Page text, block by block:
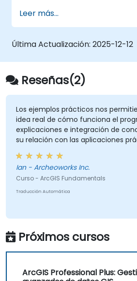
procesamiento de datos
con ArcGIS.
Analizar datos espaciales
Leer más...
Última Actualización: 2025-12-12
Reseñas(2)
Los ejemplos prácticos nos
idea real de cómo funciona el
explicaciones e integración de
su relación con las aplicaciones
Ian - Archeoworks Inc.
Curso - ArcGIS Fundamentals
Traducción Automática
Próximos cursos
ArcGIS Professional Plus: